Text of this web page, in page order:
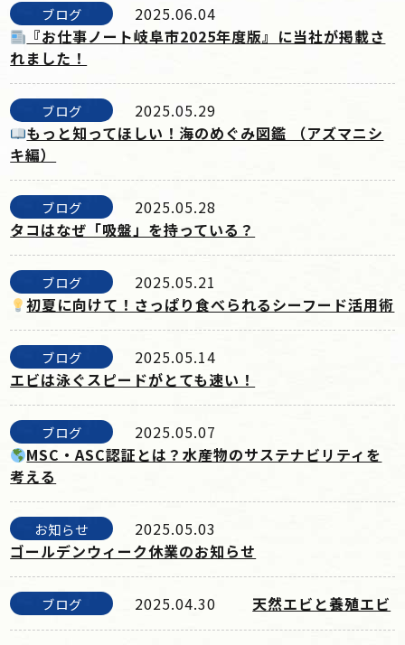
ブログ
2025.06.04
『お仕事ノート岐阜市2025年度版』に当社が掲載さ
れました！
ブログ
2025.05.29
もっと知ってほしい！海のめぐみ図鑑 （アズマニシ
キ編）
ブログ
2025.05.28
タコはなぜ「吸盤」を持っている？
ブログ
2025.05.21
初夏に向けて！さっぱり食べられるシーフード活用術
ブログ
2025.05.14
エビは泳ぐスピードがとても速い！
ブログ
2025.05.07
MSC・ASC認証とは？水産物のサステナビリティを
考える
お知らせ
2025.05.03
ゴールデンウィーク休業のお知らせ
ブログ 2025.04.30 天然エビと養殖エビ